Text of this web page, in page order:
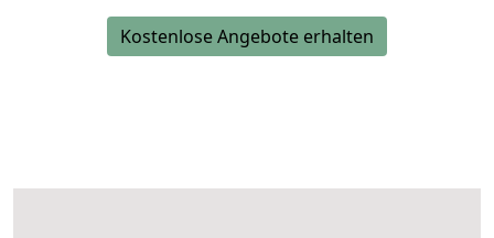
Kostenlose Angebote erhalten